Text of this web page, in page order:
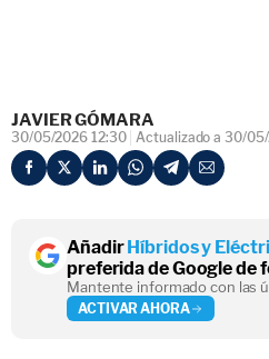
JAVIER GÓMARA
30/05/2026 12:30 Actualizado a 30/
AñadirHíbridos y
preferida de Google de
Mantente informado con las
ACTIVAR AHORA